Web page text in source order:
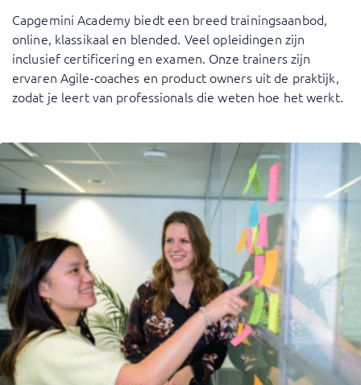
Capgemini Academy biedt een breed trainingsaanbod,
online, klassikaal en blended. Veel opleidingen zijn
inclusief certificering en examen. Onze trainers zijn
ervaren Agile-coaches en product owners uit de praktijk,
zodat je leert van professionals die weten hoe het werkt.